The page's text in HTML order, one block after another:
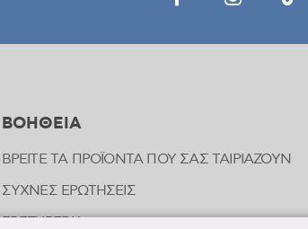
ΒΟΗΘΕΙΑ
ΒΡΕΙΤΕ ΤΑ ΠΡΟΪΟΝΤΑ ΠΟΥ ΣΑΣ ΤΑΙΡΙΑΖΟΥΝ
ΣΥΧΝΕΣ ΕΡΩΤΗΣΕΙΣ
FREZYPEDIA